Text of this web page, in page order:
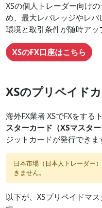
XSの個人トレーダー向け
め、最大レバレッジやレ
環境と取引条件が随時アッ
XSのFX口座はこちら
XSのプリペイド
海外FX業者 XSでFXをする
スターカード（XSマスタ
ジットカードが発行できま
日本市場（日本人トレーダー
きません。
以下が、XSプリペイドマ